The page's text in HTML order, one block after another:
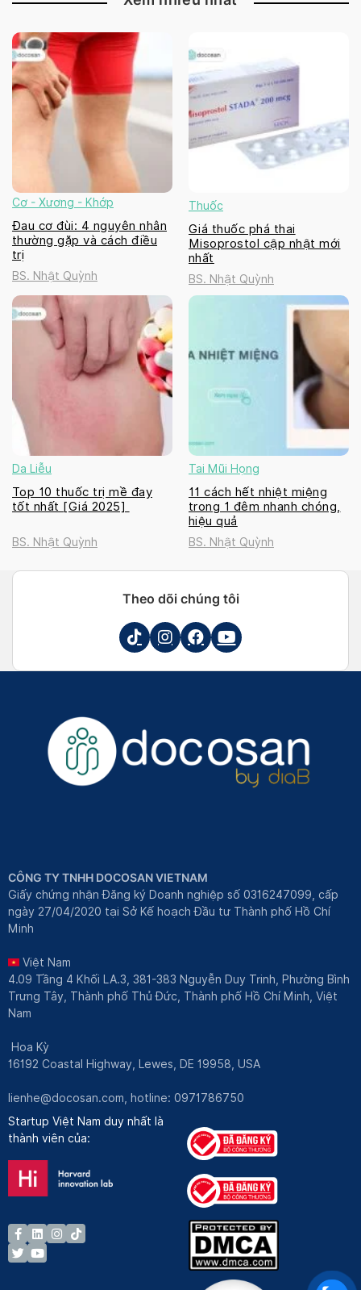
Cơ - Xương - Khớp
Đau cơ đùi: 4 nguyên nhân
thường gặp và cách điều
trị
BS. Nhật Quỳnh
Thuốc
Giá thuốc phá thai
Misoprostol cập nhật mới
nhất
BS. Nhật Quỳnh
Da Liễu
Top 10 thuốc trị mề đay
tốt nhất [Giá 2025]
BS. Nhật Quỳnh
Tai Mũi Họng
11 cách hết nhiệt miệng
trong 1 đêm nhanh chóng,
hiệu quả
BS. Nhật Quỳnh
Theo dõi chúng tôi
CÔNG TY TNHH DOCOSAN VIETNAM
Giấy chứng nhận Đăng ký Doanh nghiệp số 0316247099, cấp
ngày 27/04/2020 tại Sở Kế hoạch Đầu tư Thành phố Hồ Chí
Minh
Việt Nam
4.09 Tầng 4 Khối LA.3, 381-383 Nguyễn Duy Trinh, Phường Bình
Trưng Tây, Thành phố Thủ Đức, Thành phố Hồ Chí Minh, Việt
Nam
Hoa Kỳ
16192 Coastal Highway, Lewes, DE 19958, USA
lienhe@docosan.com , hotline: 0971786750
Startup Việt Nam duy nhất là
thành viên của: